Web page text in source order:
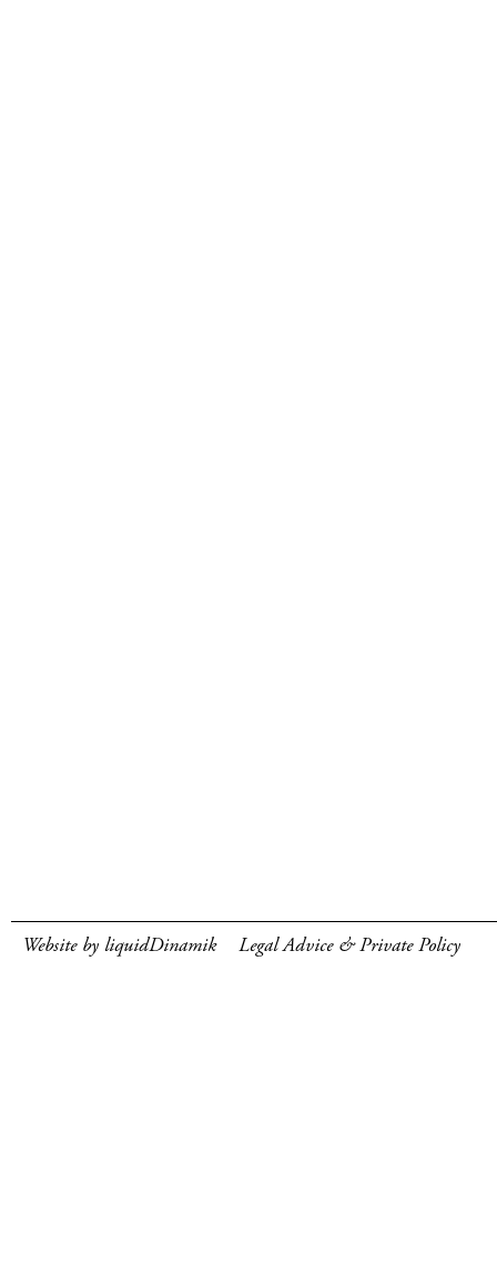
Website by liquidDinamik Legal Advice & Private Policy